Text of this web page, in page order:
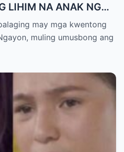
LIHIM NA ANAK NG
na Itinatagong
na sa Publiko — Fans
Yumanig
may mga kwentong
muling umusbong ang